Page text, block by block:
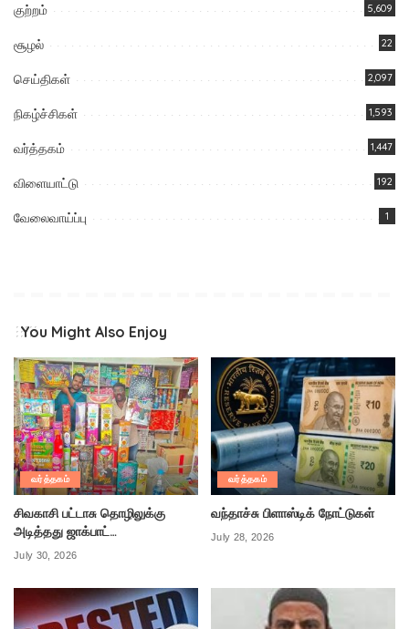
குற்றம் 5,609
சூழல் 22
செய்திகள் 2,097
நிகழ்ச்சிகள் 1,593
வர்த்தகம் 1,447
விளையாட்டு 192
வேலைவாய்ப்பு 1
You Might Also Enjoy
வர்த்தகம்
சிவகாசி பட்டாசு தொழிலுக்கு
அடித்தது ஜாக்பாட்…
July 30, 2026
வர்த்தகம்
வந்தாச்சு பிளாஸ்டிக் நோட்டுகள்
July 28, 2026